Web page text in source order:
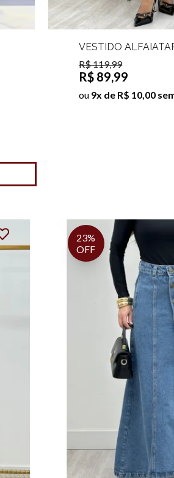
VESTIDO
R$ 119,99
R$ 89,99
ou 9x de R$ 10,00